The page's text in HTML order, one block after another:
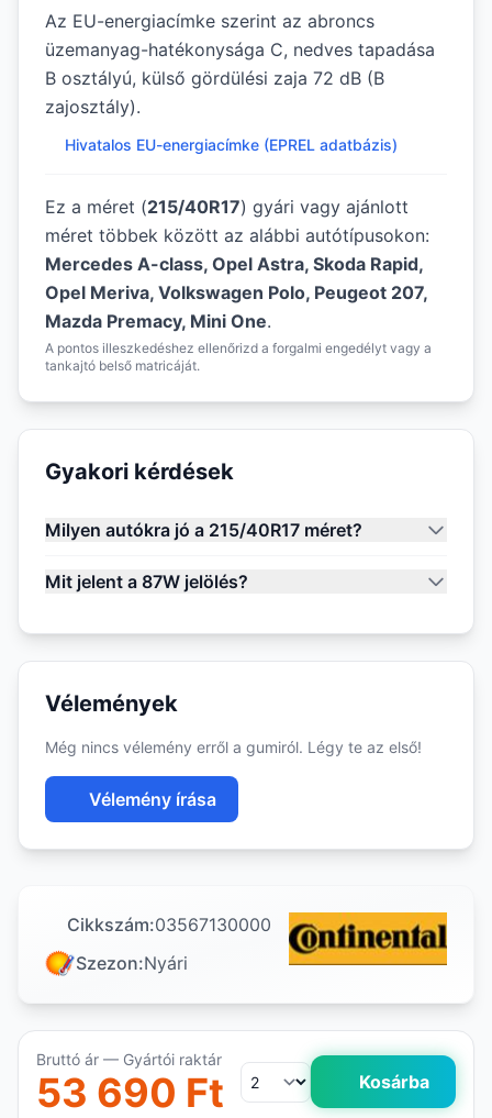
Az EU-energiacímke szerint az abroncs
üzemanyag-hatékonysága C, nedves tapadása
B osztályú, külső gördülési zaja 72 dB (B
zajosztály).
Hivatalos EU-energiacímke (EPREL adatbázis)
Ez a méret (215/40R17) gyári vagy ajánlott
méret többek között az alábbi autótípusokon:
Mercedes A-class, Opel Astra, Skoda Rapid,
Opel Meriva, Volkswagen Polo, Peugeot 207,
Mazda Premacy, Mini One.
A pontos illeszkedéshez ellenőrizd a forgalmi engedélyt vagy a
tankajtó belső matricáját.
Gyakori kérdések
Milyen autókra jó a 215/40R17 méret?
Mit jelent a 87W jelölés?
Vélemények
Még nincs vélemény erről a gumiról. Légy te az első!
Vélemény írása
Cikkszám:03567130000
Szezon:Nyári
Bruttó ár — Gyártói raktár
53 690 Ft Kosárba